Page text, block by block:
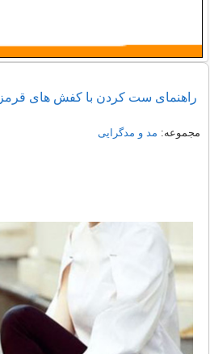
راهنمای ست کردن با کفش های قرمز
مجموعه: مد و مدگرایی